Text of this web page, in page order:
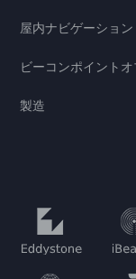
屋内ナビゲーション
ビーコンポイント
製造